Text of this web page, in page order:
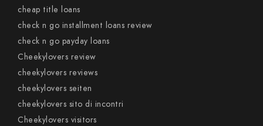
cheap title loans
check n go installment loans review
check n go payday loans
Cheekylovers review
cheekylovers reviews
cheekylovers seiten
cheekylovers sito di incontri
Cheekylovers visitors